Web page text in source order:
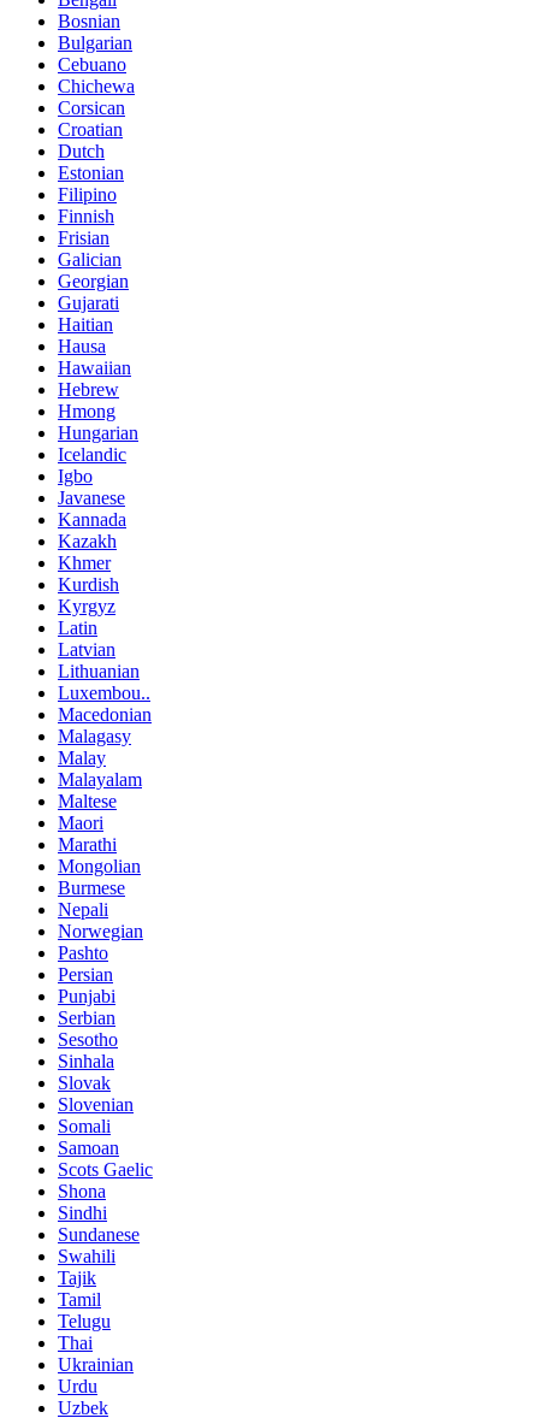
Bosnian
Bulgarian
Cebuano
Chichewa
Corsican
Croatian
Dutch
Estonian
Filipino
Finnish
Frisian
Galician
Georgian
Gujarati
Haitian
Hausa
Hawaiian
Hebrew
Hmong
Hungarian
Icelandic
Igbo
Javanese
Kannada
Kazakh
Khmer
Kurdish
Kyrgyz
Latin
Latvian
Lithuanian
Luxembou..
Macedonian
Malagasy
Malay
Malayalam
Maltese
Maori
Marathi
Mongolian
Burmese
Nepali
Norwegian
Pashto
Persian
Punjabi
Serbian
Sesotho
Sinhala
Slovak
Slovenian
Somali
Samoan
Scots Gaelic
Shona
Sindhi
Sundanese
Swahili
Tajik
Tamil
Telugu
Thai
Ukrainian
Urdu
Uzbek